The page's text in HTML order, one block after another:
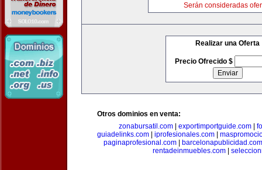
Serán consideradas
Realizar una Oferta
Precio Ofrecido $
Otros dominios en venta:
zonabursatil.com
exportimportguide.com
guiadelinks.com
iprofesionales.com
paginaprofesional.com|
barcelonapublicidad.com
rentadeinmuebles.com|